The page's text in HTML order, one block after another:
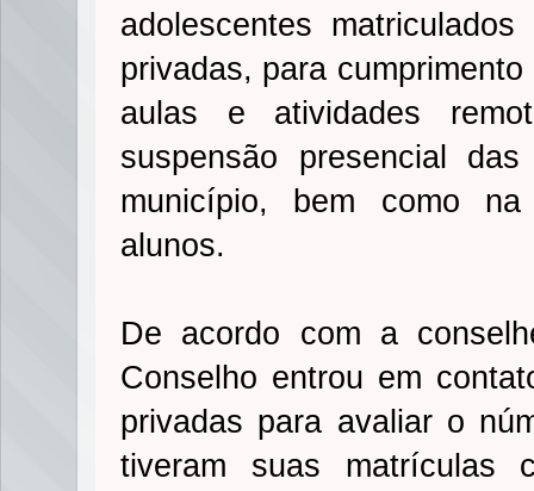
adolescentes
privadas, para
aulas e atividades
suspensão presencial
município, bem como
alunos.
De acordo com a
Conselho entrou em
privadas para avaliar o
tiveram suas matrículas